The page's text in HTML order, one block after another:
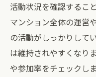
活動状況を確認するこ
マンション全体の運営
の活動がしっかりして
は維持されやすくなり
や参加率をチェックし